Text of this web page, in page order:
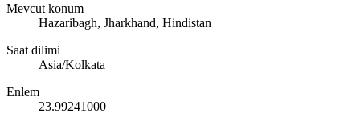
Mevcut konum
Hazaribagh, Jharkhand, Hindistan
Saat dilimi
Asia/Kolkata
Enlem
23.99241000